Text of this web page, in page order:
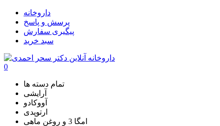
داروخانه
پرسش و پاسخ
پیگیری سفارش
سبد خرید
0
تمام دسته ها
آرایشی
آووکادو
ارتوپدی
امگا 3 و روغن ماهی